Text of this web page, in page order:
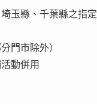
玉縣、千葉縣之指
門市除外）
動併用